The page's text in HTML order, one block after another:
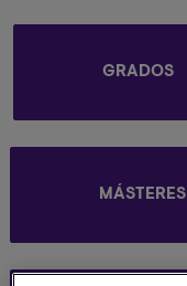
GRADOS
MÁSTERES